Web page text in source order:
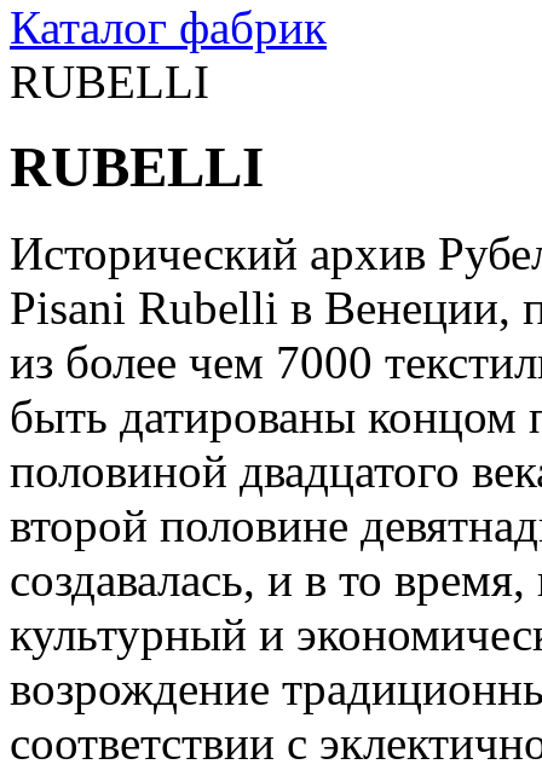
Каталог фабрик
RUBELLI
RUBELLI
Исторический архив
Pisani Rubelli в Венеции,
из более чем 7000
быть датированы концом
половиной двадцатого
второй половине
создавалась, и в то
культурный и
возрождение
соответствии с